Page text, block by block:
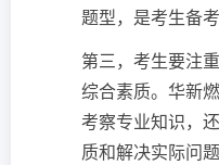
题型，是考生备
第三，考生要注
综合素质。华新
考察专业知识，
质和解决实际问